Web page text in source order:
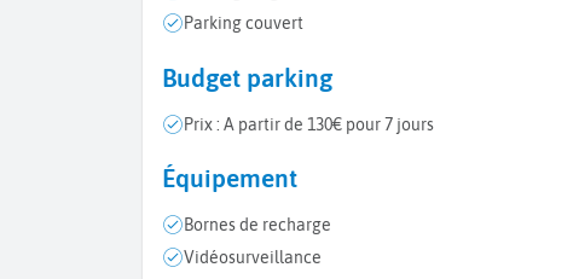
Parking couvert
Budget parking
Prix : A partir de 130€ pour 7 jours
Équipement
Bornes de recharge
Vidéosurveillance